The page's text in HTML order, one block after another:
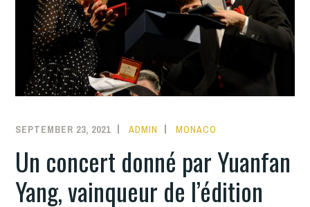
SEPTEMBER 23, 2021 ADMIN MONACO
Un concert donné par Yuanfan
Yang, vainqueur de l’édition